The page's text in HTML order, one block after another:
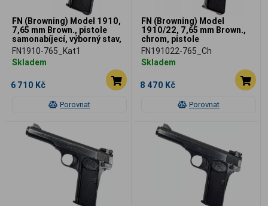
Porovnat
FN (Browning) Model 1910,
7,65 mm Brown., pistole
samonabíjecí, výborný stav,
použitá
FN1910-765_Kat1
Skladem
6 710 Kč
Porovnat
FN (Browning) Model
1910/22, 7,65 mm Brown.,
chrom, pistole
samonabíjecí, použitá
FN191022-765_Ch
Skladem
8 470 Kč